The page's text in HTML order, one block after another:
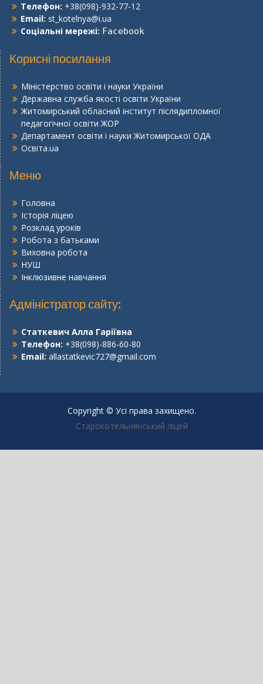
Телефон: +38(098)-932-77-12
Email: st_kotelnya@i.ua
Соціальні мережі: Facebook
Корисні посилання
Міністерство освіти і науки України
Державна служба якості освіти України
Житомирський обласний інститут післядипломної
педагогічної освіти ЖОР
Департамент освіти і науки Житомирської ОДА
Освіта.ua
Меню
Головна
Історія ліцею
Розклад уроків
Робота з батьками
Виховна робота
НУШ
Інклюзивне навчання
Адміністратор сайту:
Статкевич Алла Гаріївна
Телефон: +38(098)-886-60-80
Email: allastatkevic727@gmail.com
Copyright © Усі права захищено.
Старокотельнянський ліцей